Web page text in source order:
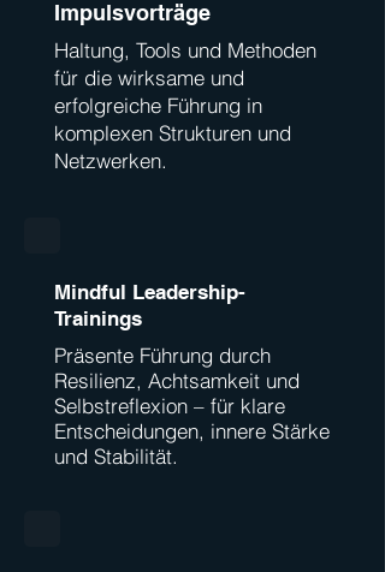
Impulsvorträge
Haltung, Tools und Methoden
für die wirksame und
erfolgreiche Führung in
komplexen Strukturen und
Netzwerken.
Mindful Leadership-
Trainings
Präsente Führung durch
Resilienz, Achtsamkeit und
Selbstreflexion – für klare
Entscheidungen, innere Stärke
und Stabilität.